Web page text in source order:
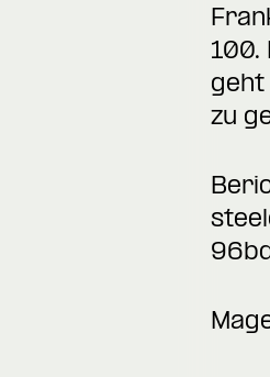
100.
geht
zu